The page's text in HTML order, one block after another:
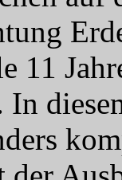
11
In